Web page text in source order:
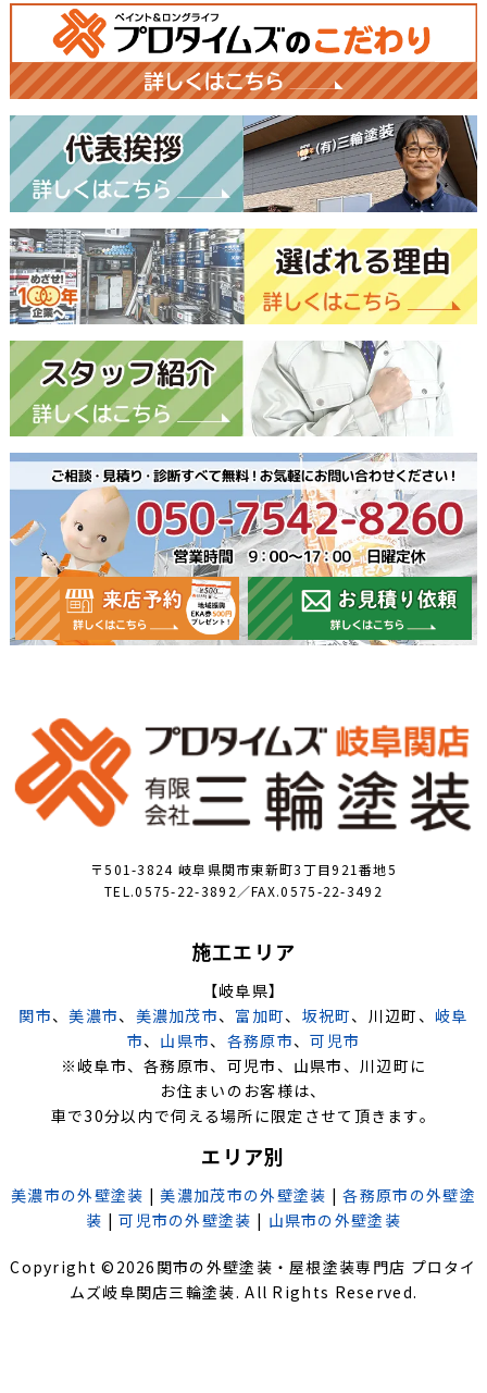
〒501-3824 岐阜県関市東新町3丁目921番地5
TEL.0575-22-3892／FAX.0575-22-3492
施工エリア
【岐阜県】
関市、美濃市、 美濃加茂市、 富加町、 坂祝町、川辺町、 岐阜
市、 山県市、 各務原市、可児市
※岐阜市、各務原市、可児市、山県市、川辺町に
お住まいのお客様は、
車で30分以内で伺える場所に限定させて頂きます。
エリア別
美濃市の外壁塗装 |美濃加茂市の外壁塗装 |各務原市の外壁塗
装 |可児市の外壁塗装 | 山県市の外壁塗装
Copyright © 2026 関市の外壁塗装・屋根塗装専門店 プロタイ
ムズ岐阜関店三輪塗装. All Rights Reserved.